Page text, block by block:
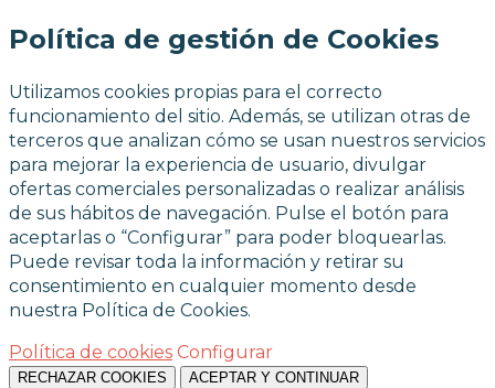
Política de gestión de Cookies
Utilizamos cookies propias para el correcto
funcionamiento del sitio. Además, se utilizan otras de
terceros que analizan cómo se usan nuestros servicios
para mejorar la experiencia de usuario, divulgar
ofertas comerciales personalizadas o realizar análisis
de sus hábitos de navegación. Pulse el botón para
aceptarlas o “Configurar” para poder bloquearlas.
Puede revisar toda la información y retirar su
consentimiento en cualquier momento desde
nuestra Política de Cookies.
Política de cookies Configurar
RECHAZAR COOKIES ACEPTAR Y CONTINUAR